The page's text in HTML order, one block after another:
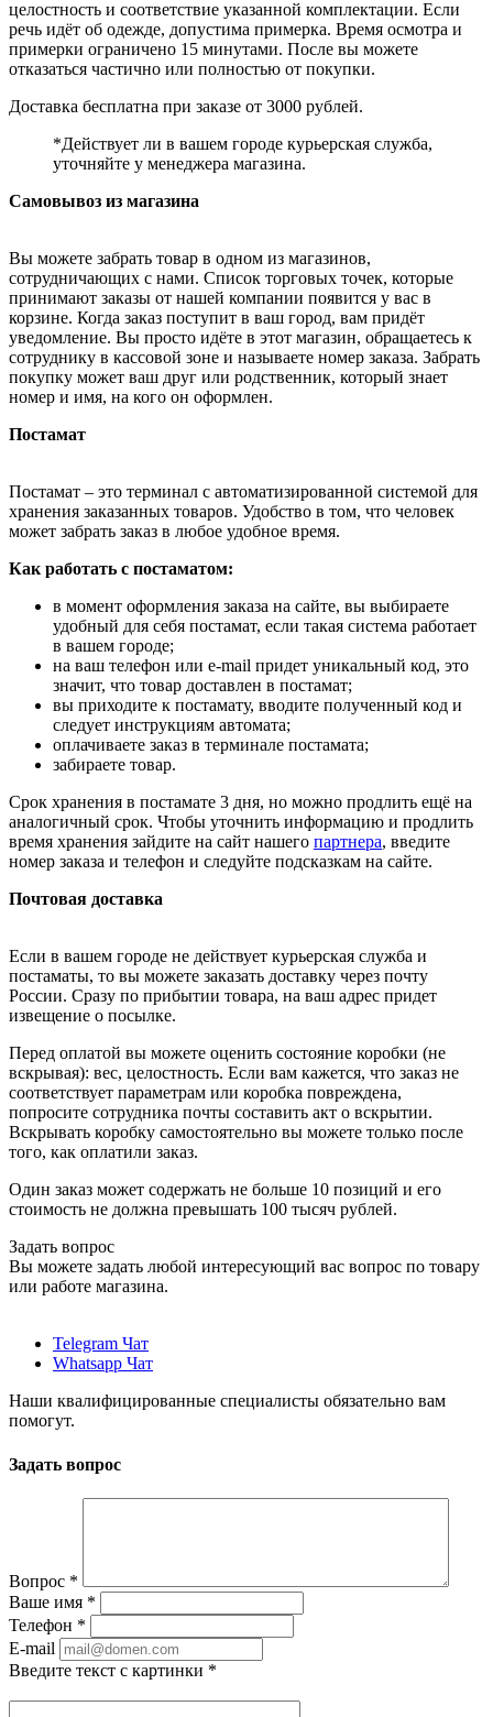
целостность и соответствие указанной комплектации. Если
речь идёт об одежде, допустима примерка. Время осмотра и
примерки ограничено 15 минутами. После вы можете
отказаться частично или полностью от покупки.
Доставка бесплатна при заказе от 3000 рублей.
*Действует ли в вашем городе курьерская служба,
уточняйте у менеджера магазина.
Самовывоз из магазина
Вы можете забрать товар в одном из магазинов,
сотрудничающих с нами. Список торговых точек, которые
принимают заказы от нашей компании появится у вас в
корзине. Когда заказ поступит в ваш город, вам придёт
уведомление. Вы просто идёте в этот магазин, обращаетесь к
сотруднику в кассовой зоне и называете номер заказа. Забрать
покупку может ваш друг или родственник, который знает
номер и имя, на кого он оформлен.
Постамат
Постамат – это терминал с автоматизированной системой для
хранения заказанных товаров. Удобство в том, что человек
может забрать заказ в любое удобное время.
Как работать с постаматом:
в момент оформления заказа на сайте, вы выбираете
удобный для себя постамат, если такая система работает
в вашем городе;
на ваш телефон или e-mail придет уникальный код, это
значит, что товар доставлен в постамат;
вы приходите к постамату, вводите полученный код и
следует инструкциям автомата;
оплачиваете заказ в терминале постамата;
забираете товар.
Срок хранения в постамате 3 дня, но можно продлить ещё на
аналогичный срок. Чтобы уточнить информацию и продлить
время хранения зайдите на сайт нашего партнера, введите
номер заказа и телефон и следуйте подсказкам на сайте.
Почтовая доставка
Если в вашем городе не действует курьерская служба и
постаматы, то вы можете заказать доставку через почту
России. Сразу по прибытии товара, на ваш адрес придет
извещение о посылке.
Перед оплатой вы можете оценить состояние коробки (не
вскрывая): вес, целостность. Если вам кажется, что заказ не
соответствует параметрам или коробка повреждена,
попросите сотрудника почты составить акт о вскрытии.
Вскрывать коробку самостоятельно вы можете только после
того, как оплатили заказ.
Один заказ может содержать не больше 10 позиций и его
стоимость не должна превышать 100 тысяч рублей.
Задать вопрос
Вы можете задать любой интересующий вас вопрос по товару
или работе магазина.
Telegram Чат
Whatsapp Чат
Наши квалифицированные специалисты обязательно вам
помогут.
Задать вопрос
Вопрос *
Ваше имя *
Телефон *
E-mail
Введите текст с картинки *